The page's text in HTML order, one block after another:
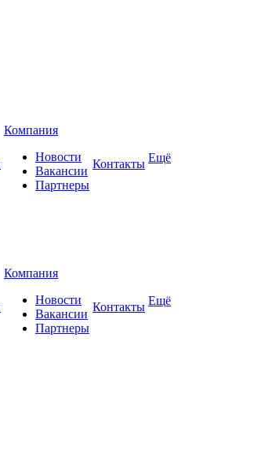
Компания
Новости
Вакансии
Партнеры
Контакты Ещё
Компания
Новости
Вакансии
Партнеры
Контакты Ещё